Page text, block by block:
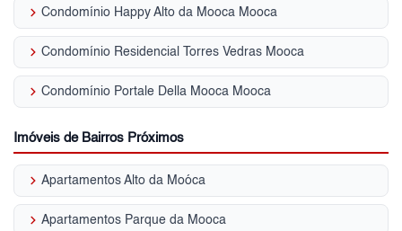
keyboard_arrow_right Condomínio Happy Alto da Mooca Mooca
keyboard_arrow_right Condomínio Residencial Torres Vedras Mooca
keyboard_arrow_right Condomínio Portale Della Mooca Mooca
Imóveis de Bairros Próximos
keyboard_arrow_right Apartamentos Alto da Moóca
keyboard_arrow_right Apartamentos Parque da Mooca